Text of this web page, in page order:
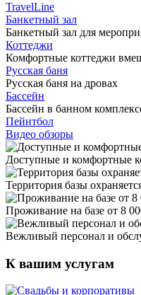
TravelLine
Банкетный зал
Банкетный зал для
Коттеджи
Комфортные коттеджи
Русская баня
Русская баня на дровах
Бассейн
Бассейн в банном
Пейнтбол
Видео обзоры
Доступные и комфортные
Территория базы
Проживание на базе от 8
Вежливый персонал и
К вашим услугам